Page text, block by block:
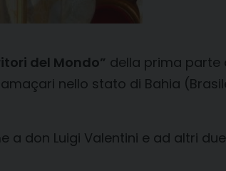
del Mondo” della prima parte
nello stato di Bahia
a don Luigi Valentini e ad altri